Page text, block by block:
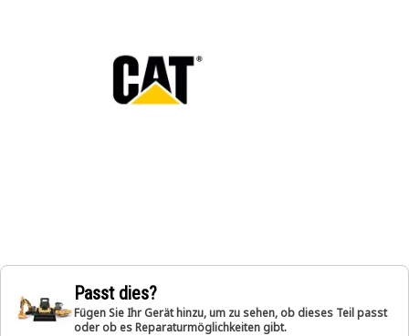
Passt dies?
Fügen Sie Ihr Gerät hinzu, um zu sehen, ob dieses Teil passt
oder ob es Reparaturmöglichkeiten gibt.